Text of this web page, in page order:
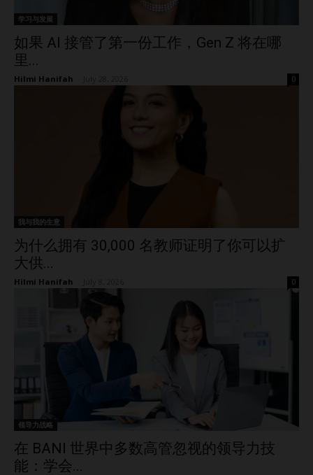
学习与发展
如果 AI 接管了第一份工作，Gen Z 将在哪
里...
Hilmi Hanifah 0
我与我的生意
为什么拥有 30,000 名教师证明了你可以扩
大供...
Hilmi Hanifah 0
领导力战略
在 BANI 世界中多数高管忽视的领导力技
能：学会...